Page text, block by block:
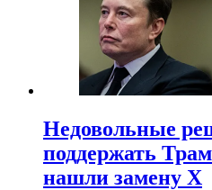
Недовольные
поддержать
нашли замену X